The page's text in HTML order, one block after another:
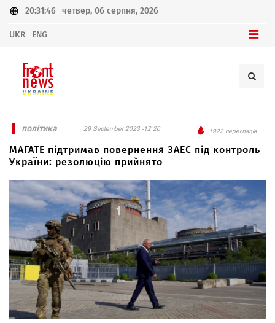
20:31:46 четвер, 06 серпня, 2026
UKR ENG
політика 29 September 2023 -12:20 1922 переглядів
МАГАТЕ підтримав повернення ЗАЕС під контроль
України: резолюцію прийнято